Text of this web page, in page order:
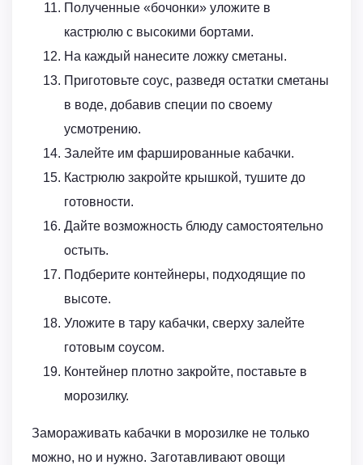
Полученные «бочонки» уложите в
кастрюлю с высокими бортами.
На каждый нанесите ложку сметаны.
Приготовьте соус, разведя остатки сметаны
в воде, добавив специи по своему
усмотрению.
Залейте им фаршированные кабачки.
Кастрюлю закройте крышкой, тушите до
готовности.
Дайте возможность блюду самостоятельно
остыть.
Подберите контейнеры, подходящие по
высоте.
Уложите в тару кабачки, сверху залейте
готовым соусом.
Контейнер плотно закройте, поставьте в
морозилку.
Замораживать кабачки в морозилке не только
можно, но и нужно. Заготавливают овощи